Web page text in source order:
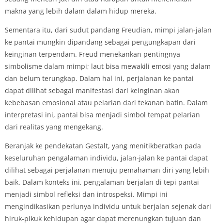
makna yang lebih dalam dalam hidup mereka.
Sementara itu, dari sudut pandang Freudian, mimpi jalan-jalan
ke pantai mungkin dipandang sebagai pengungkapan dari
keinginan terpendam. Freud menekankan pentingnya
simbolisme dalam mimpi; laut bisa mewakili emosi yang dalam
dan belum terungkap. Dalam hal ini, perjalanan ke pantai
dapat dilihat sebagai manifestasi dari keinginan akan
kebebasan emosional atau pelarian dari tekanan batin. Dalam
interpretasi ini, pantai bisa menjadi simbol tempat pelarian
dari realitas yang mengekang.
Beranjak ke pendekatan Gestalt, yang menitikberatkan pada
keseluruhan pengalaman individu, jalan-jalan ke pantai dapat
dilihat sebagai perjalanan menuju pemahaman diri yang lebih
baik. Dalam konteks ini, pengalaman berjalan di tepi pantai
menjadi simbol refleksi dan introspeksi. Mimpi ini
mengindikasikan perlunya individu untuk berjalan sejenak dari
hiruk-pikuk kehidupan agar dapat merenungkan tujuan dan